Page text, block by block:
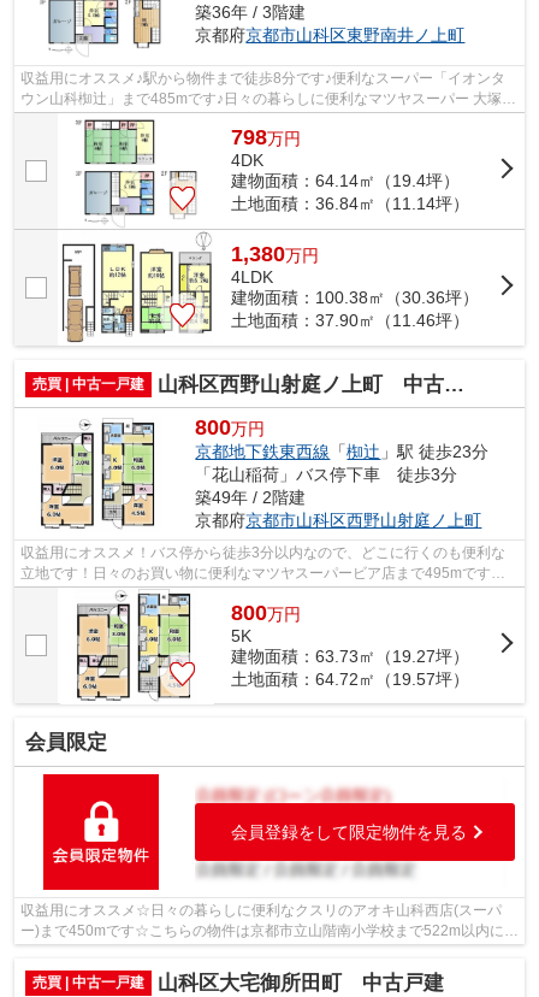
築36年 / 3階建
京都府京都市山科区東野南井ノ上町
収益用にオススメ♪駅から物件まで徒歩8分です♪便利なスーパー「イオンタ
ウン山科椥辻」まで485mです♪日々の暮らしに便利なマツヤスーパー 大塚店
(スーパー)まで416mです♪少し古い物件...
798万円
4DK
建物面積：64.14㎡（19.4坪）
土地面積：36.84㎡（11.14坪）
1,380万円
4LDK
建物面積：100.38㎡（30.36坪）
土地面積：37.90㎡（11.46坪）
売買 | 中古一戸建 山科区西野山射庭ノ上町 中古戸建
800万円
京都地下鉄東西線 「椥辻 」駅 徒歩23分
「花山稲荷」バス停下車 徒歩3分
築49年 / 2階建
京都府京都市山科区西野山射庭ノ上町
収益用にオススメ！バス停から徒歩3分以内なので、どこに行くのも便利な
立地です！日々のお買い物に便利なマツヤスーパービア店まで495mです！
利便性良好な前面道路6m以上の物件をご検...
800万円
5K
建物面積：63.73㎡（19.27坪）
土地面積：64.72㎡（19.57坪）
会員限定
会員登録をして限定物件を見る
収益用にオススメ☆日々の暮らしに便利なクスリのアオキ山科西店(スーパ
ー)まで450mです☆こちらの物件は京都市立山階南小学校まで522m以内にあ
売買 | 中古一戸建
山科区大宅御所田町 中古戸建